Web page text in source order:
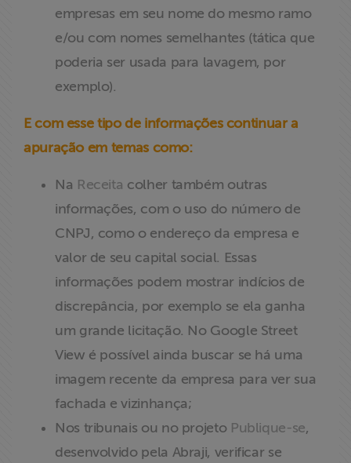
empresas em seu nome do mesmo ramo
e/ou com nomes semelhantes (tática que
poderia ser usada para lavagem, por
exemplo).
E com esse tipo de informações continuar a
apuração em temas como:
Na Receita colher também outras
informações, com o uso do número de
CNPJ, como o endereço da empresa e
valor de seu capital social. Essas
informações podem mostrar indícios de
discrepância, por exemplo se ela ganha
um grande licitação. No Google Street
View é possível ainda buscar se há uma
imagem recente da empresa para ver sua
fachada e vizinhança;
Nos tribunais ou no projeto Publique-se,
desenvolvido pela Abraji, verificar se